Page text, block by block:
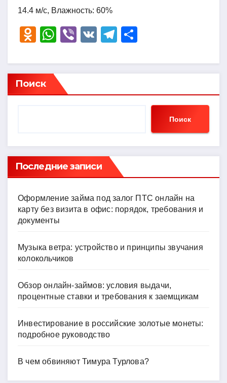
14.4 м/с, Влажность: 60%
O
n
o
kl
ni
ki
W
at
s
A
Vi
er
V
T
e
a
р
в
ть
Поиск
Поиск
Последние записи
Оформление займа под залог ПТС онлайн на
карту без визита в офис: порядок, требования и
документы
Музыка ветра: устройство и принципы звучания
колокольчиков
Обзор онлайн-займов: условия выдачи,
процентные ставки и требования к заемщикам
Инвестирование в российские золотые монеты:
подробное руководство
В чем обвиняют Тимура Турлова?